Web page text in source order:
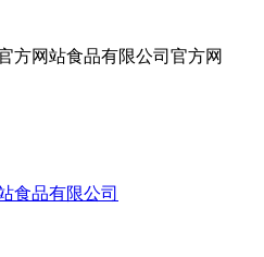
方网站食品有限公司官方网